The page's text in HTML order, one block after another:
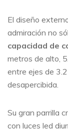
El diseño
admiración no
capacidad de
metros de alto,
entre ejes de
desapercibida.
Su gran parrilla
con luces led